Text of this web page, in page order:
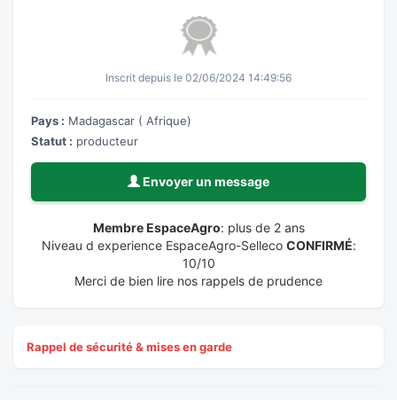
Inscrit depuis le 02/06/2024 14:49:56
Pays : Madagascar ( Afrique)
Statut : producteur
Envoyer un message
Membre EspaceAgro: plus de 2 ans
Niveau d experience EspaceAgro-Selleco CONFIRMÉ:
10/10
Merci de bien lire nos rappels de prudence
Rappel de sécurité & mises en garde